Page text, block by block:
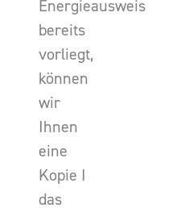
Energieausweis
bereits
vorliegt,
können
wir
Ihnen
eine
Kopie I
das